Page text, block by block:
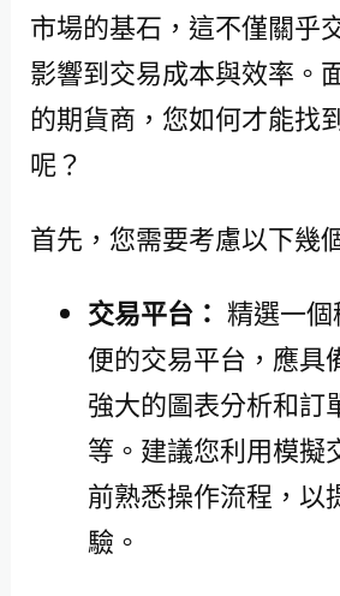
市場的基石，這不僅關乎
影響到交易成本與效率。
的期貨商，您如何才能找
呢？
首先，您需要考慮以下幾
交易平台： 精選一
便的交易平台，應具
強大的圖表分析和訂
等。建議您利用模擬
前熟悉操作流程，以
驗。